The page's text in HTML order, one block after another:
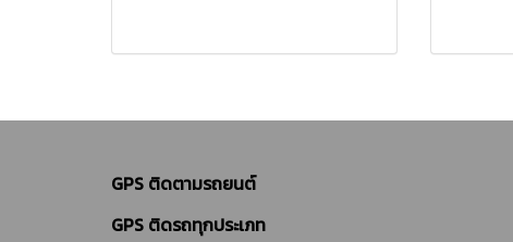
GPS ติดตามรถยนต์
GPS ติดรถทุกประเภท